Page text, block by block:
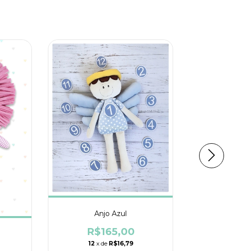
Anjo Azul
R$165,00
12 x de R$16,79